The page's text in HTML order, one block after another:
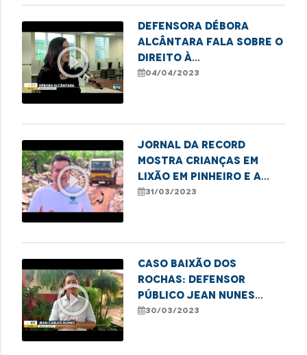
play_circle_outline
Defensora Débora
Alcântara fala sobre o
direito à
documentação civil
04/04/2023
play_circle_outline
Jornal da Record
mostra crianças em
lixão em Pinheiro e a
atuação da DPE/MA em
31/03/2023
play_circle_outline
Caso Baixão dos
Rochas: Defensor
público Jean Nunes
acompanha inspeção na
30/03/2023